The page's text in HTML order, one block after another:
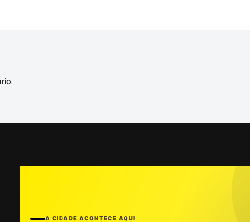
A CIDADE ACONTECE AQUI